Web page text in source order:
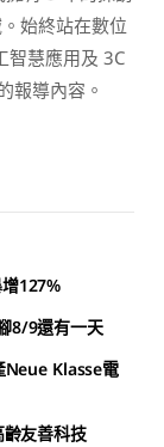
始終站在數位
智慧應用及 3C
報導內容。
127%
8/9還有一天
Neue Klasse電
友善科技